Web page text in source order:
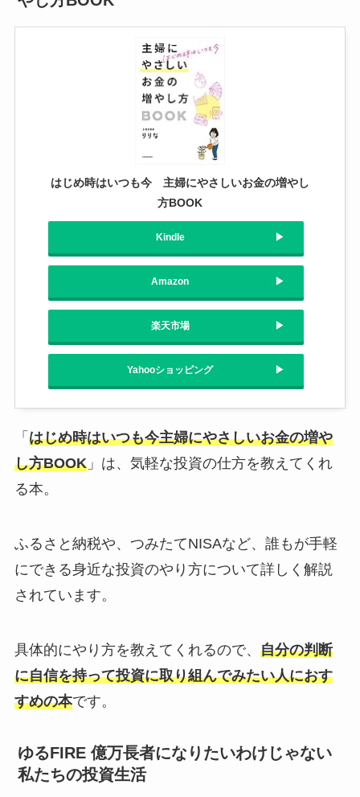
はじめ時はいつも今 主婦にやさしいお金の増やし
方BOOK
Kindle
Amazon
楽天市場
Yahooショッピング
「 はじめ時はいつも今主婦にやさしいお金の増や
し方BOOK」は、気軽な投資の仕方を教えてくれ
る本。
ふるさと納税や、つみたてNISAなど、誰もが手軽
にできる身近な投資のやり方について詳しく解説
されています。
具体的にやり方を教えてくれるので、 自分の判断
に自信を持って投資に取り組んでみたい人におす
すめの本です。
ゆるFIRE 億万長者になりたいわけじゃない
私たちの投資生活